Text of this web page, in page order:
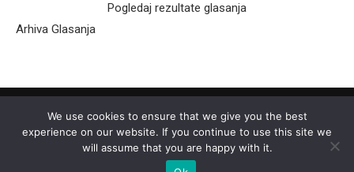
Pogledaj rezultate glasanja
Arhiva Glasanja
We use cookies to ensure that we give you the best
experience on our website. If you continue to use this site we
will assume that you are happy with it.